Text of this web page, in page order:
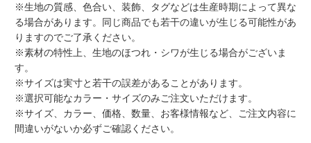
※生地の質感、色合い、装飾、タグなどは生産時期によって異な
る場合があります。同じ商品でも若干の違いが生じる可能性があ
りますのでご了承ください。
※素材の特性上、生地のほつれ・シワが生じる場合がございま
す。
※サイズは実寸と若干の誤差があることがあります。
※選択可能なカラー・サイズのみご注文いただけます。
※サイズ、カラー、価格、数量、お客様情報など、ご注文内容に
間違いがないか必ずご確認ください。